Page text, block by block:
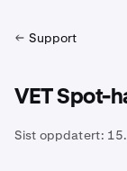
Support
VET Spot-
Sist oppdatert: